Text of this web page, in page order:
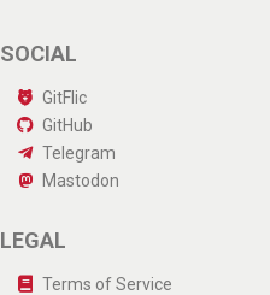
SOCIAL
GitFlic
GitHub
Telegram
Mastodon
LEGAL
Terms of Service